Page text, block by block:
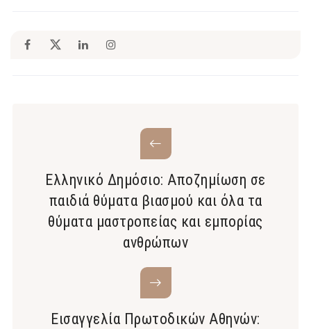
Ελληνικό Δημόσιο: Αποζημίωση σε
παιδιά θύματα βιασμού και όλα τα
θύματα μαστροπείας και εμπορίας
ανθρώπων
Εισαγγελία Πρωτοδικών Αθηνών: